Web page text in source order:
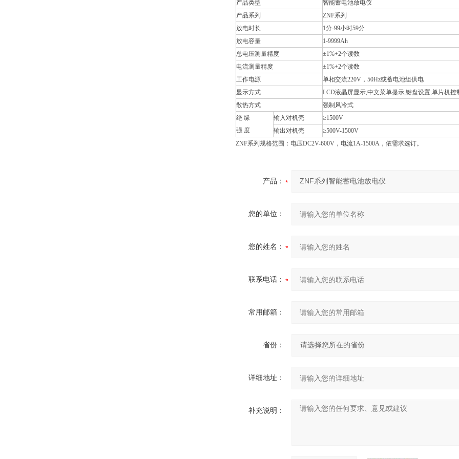
产品类型
智能蓄电池放电仪
产品系列
ZNF系列
放电时长
1分-99小时59分
放电容量
1-9999Ah
总电压测量精度
±1%+2个读数
电流测量精度
±1%+2个读数
工作电源
单相交流220V，50Hz或蓄电池组供电
显示方式
LCD液晶屏显示,中文菜单提示,键盘设置,单片机控
散热方式
强制风冷式
绝 缘
强 度
输入对机壳
≥1500V
输出对机壳
≥500V-1500V
ZNF系列规格范围：电压DC2V-600V，电流1A-1500A，依需求选订。
产品：
您的单位：
您的姓名：
联系电话：
常用邮箱：
省份：
详细地址：
补充说明：